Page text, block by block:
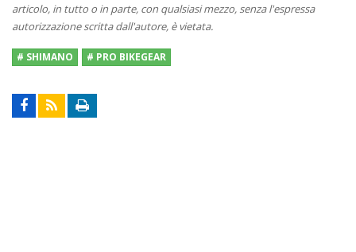
articolo, in tutto o in parte, con qualsiasi mezzo, senza l'espressa
autorizzazione scritta dall'autore, è vietata.
# SHIMANO # PRO BIKEGEAR